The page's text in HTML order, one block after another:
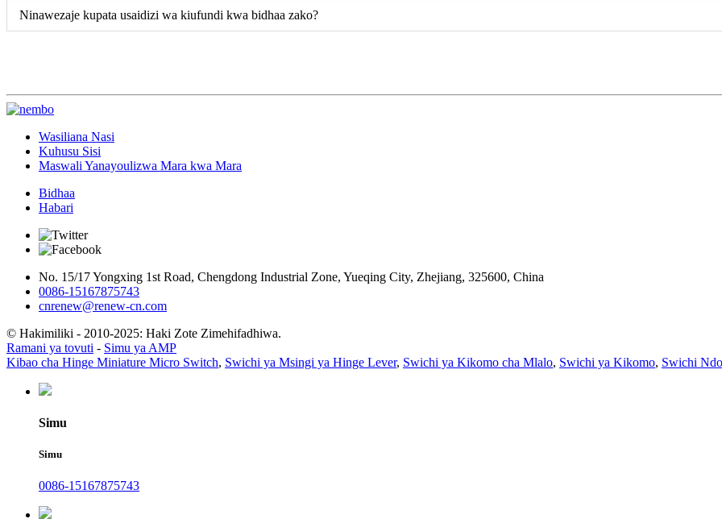
Ninawezaje kupata usaidizi wa kiufundi kwa bidhaa zako?
Wasiliana Nasi
Kuhusu Sisi
Maswali Yanayoulizwa Mara kwa Mara
Bidhaa
Habari
No. 15/17 Yongxing 1st Road, Chengdong Industrial Zone, Yueqing City, Zhejiang, 325600, China
0086-15167875743
cnrenew@renew-cn.com
© Hakimiliki - 2010-2025: Haki Zote Zimehifadhiwa.
Ramani ya tovuti - Simu ya AMP
Kibao cha Hinge Miniature Micro Switch, Swichi ya Msingi ya Hinge Lever, Swichi ya Kikomo cha Mlalo, Swichi ya Kikomo, Swichi
Simu
Simu
0086-15167875743